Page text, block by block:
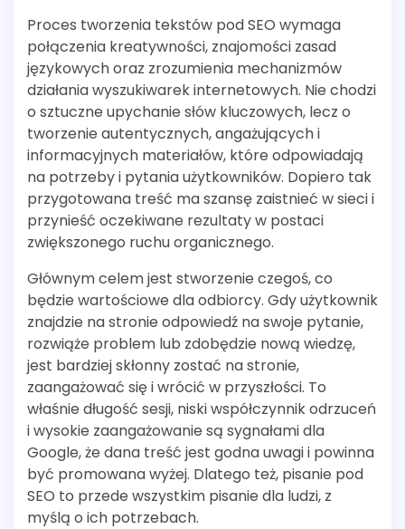
Proces tworzenia tekstów pod SEO wymaga
połączenia kreatywności, znajomości zasad
językowych oraz zrozumienia mechanizmów
działania wyszukiwarek internetowych. Nie chodzi
o sztuczne upychanie słów kluczowych, lecz o
tworzenie autentycznych, angażujących i
informacyjnych materiałów, które odpowiadają
na potrzeby i pytania użytkowników. Dopiero tak
przygotowana treść ma szansę zaistnieć w sieci i
przynieść oczekiwane rezultaty w postaci
zwiększonego ruchu organicznego.
Głównym celem jest stworzenie czegoś, co
będzie wartościowe dla odbiorcy. Gdy użytkownik
znajdzie na stronie odpowiedź na swoje pytanie,
rozwiąże problem lub zdobędzie nową wiedzę,
jest bardziej skłonny zostać na stronie,
zaangażować się i wrócić w przyszłości. To
właśnie długość sesji, niski współczynnik odrzuceń
i wysokie zaangażowanie są sygnałami dla
Google, że dana treść jest godna uwagi i powinna
być promowana wyżej. Dlatego też, pisanie pod
SEO to przede wszystkim pisanie dla ludzi, z
myślą o ich potrzebach.